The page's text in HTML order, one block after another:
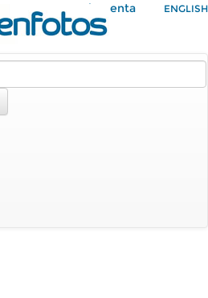
Mi Cuenta ENGLISH